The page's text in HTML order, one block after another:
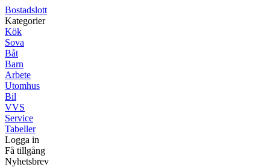
Bostadslott
Kategorier
Kök
Sova
Båt
Barn
Arbete
Utomhus
Bil
VVS
Service
Tabeller
Logga in
Få tillgång
Nyhetsbrev